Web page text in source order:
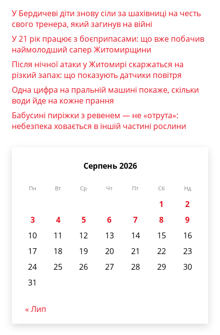
У Бердичеві діти знову сіли за шахівниці на честь
свого тренера, який загинув на війні
У 21 рік працює з боєприпасами: що вже побачив
наймолодший сапер Житомирщини
Після нічної атаки у Житомирі скаржаться на
різкий запах: що показують датчики повітря
Одна цифра на пральній машині покаже, скільки
води йде на кожне прання
Бабусині пиріжки з ревенем — не «отрута»:
небезпека ховається в іншій частині рослини
Серпень 2026
Пн Вт Ср Чт Пт Сб Нд
1
2
3
4 5 6 7 8
9
10
11 12 13 14 15
16
17
18 19 20 21 22
23
24
25 26 27 28 29
30
31
« Лип